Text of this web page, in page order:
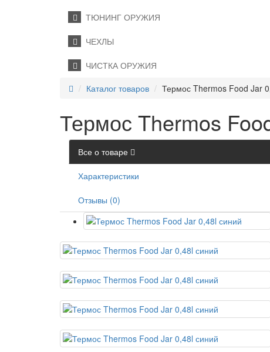
ТЮНИНГ ОРУЖИЯ
ЧЕХЛЫ
ЧИСТКА ОРУЖИЯ
Каталог товаров
Термос Thermos Food Jar
Термос Thermos
Все о товаре
Характеристики
Отзывы (0)